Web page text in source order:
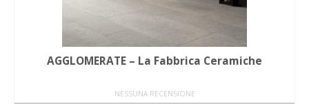
AGGLOMERATE – La Fabbrica Ceramiche
NESSUNA RECENSIONE